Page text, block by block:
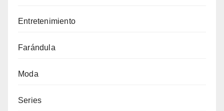
Entretenimiento
Farándula
Moda
Series